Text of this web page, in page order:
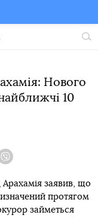
Нового
10
Арахамія заявив, що
протягом
займеться